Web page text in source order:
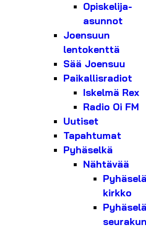
Opiskelija-
asunnot
Joensuun
lentokenttä
Sää Joensuu
Paikallisradiot
Iskelmä Rex
Radio Oi FM
Uutiset
Tapahtumat
Pyhäselkä
Nähtävää
kirkko